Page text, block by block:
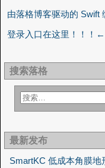
由落格博客驱动的 Swift
登录入口在这里！！！←
搜索落格
最新发布
SmartKC 低成本角膜地